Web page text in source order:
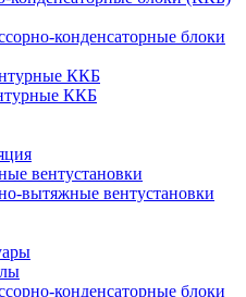
конденсаторные блоки
ККБ
ККБ
вентустановки
вытяжные вентустановки
конденсаторные блоки